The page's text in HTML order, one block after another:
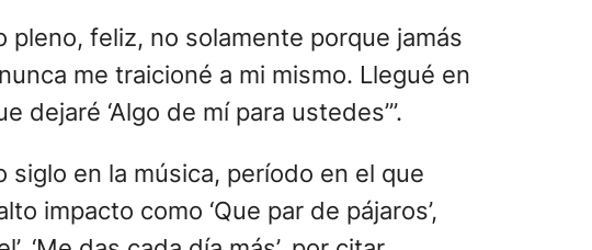
feliz, no solamente porque jamás
me traicioné a mi mismo. Llegué en
‘Algo de mí para ustedes’”.
en la música, período en el que
impacto como ‘Que par de pájaros’,